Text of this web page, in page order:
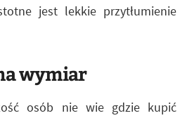
jest lekkie przytłumienie
wymiar
osób nie wie gdzie kupić